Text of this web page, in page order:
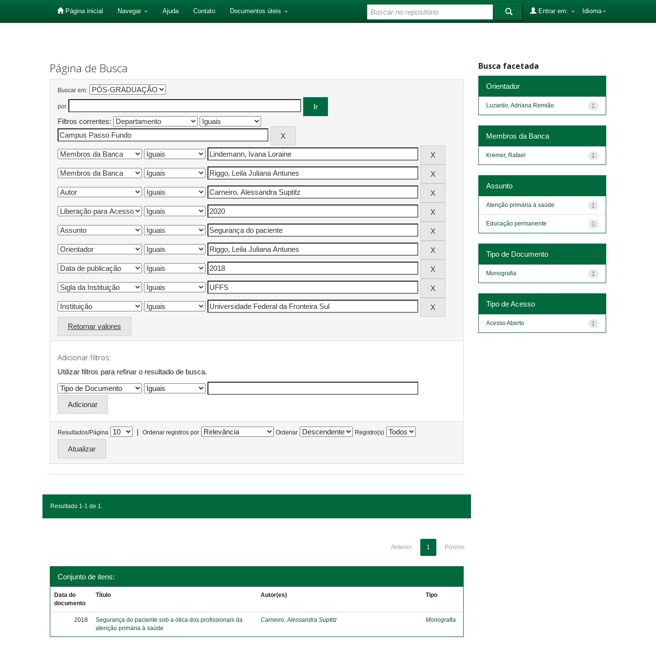
Página inicial Navegar Ajuda Contato Documentos úteis Idioma
Entrar em:
Página de Busca
Buscar em:
por
Filtros correntes:
Retornar valores
Adicionar filtros:
Utilizar filtros para refinar o resultado de busca.
Resultados/Página | Ordenar registros por Ordenar Registro(s)
Resultado 1-1 de 1.
Anterior 1 Póximo
Conjunto de itens:
Data do
documento
Título Autor(es) Tipo
2018
Segurança do paciente sob a ótica dos profissionais da
atenção primária à saúde
Carneiro, Alessandra Suptitz Monografia
Busca facetada
Orientador
1
Luzardo, Adriana Remião
Membros da Banca
1
Kremer, Rafael
Assunto
1
Atenção primária à saúde
1
Educação permanente
Tipo de Documento
1
Monografia
Tipo de Acesso
1
Acesso Aberto